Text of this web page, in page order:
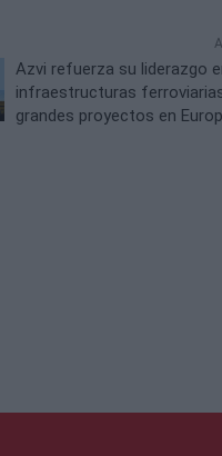
Azvi refuerza su liderazgo
infraestructuras
grandes proyectos en